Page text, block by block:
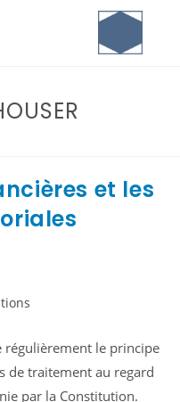
et les
le principe
de traitement au regard
par la Constitution.